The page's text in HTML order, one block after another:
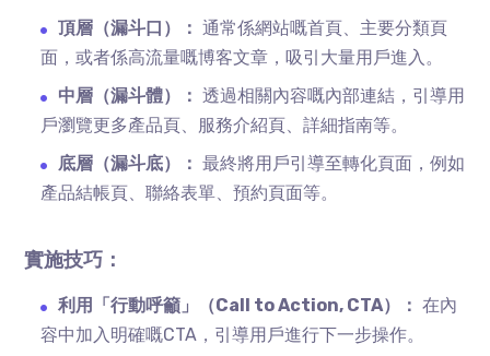
頂層（漏斗口）： 通常係網站嘅首頁、主要分類頁
面，或者係高流量嘅博客文章，吸引大量用戶進入。
中層（漏斗體）： 透過相關內容嘅內部連結，引導用
戶瀏覽更多產品頁、服務介紹頁、詳細指南等。
底層（漏斗底）： 最終將用戶引導至轉化頁面，例如
產品結帳頁、聯絡表單、預約頁面等。
實施技巧：
利用「行動呼籲」（Call to Action, CTA）： 在內
容中加入明確嘅CTA，引導用戶進行下一步操作。